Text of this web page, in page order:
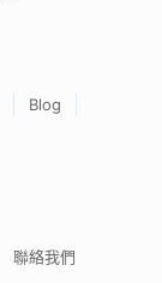
Blog
聯絡我們